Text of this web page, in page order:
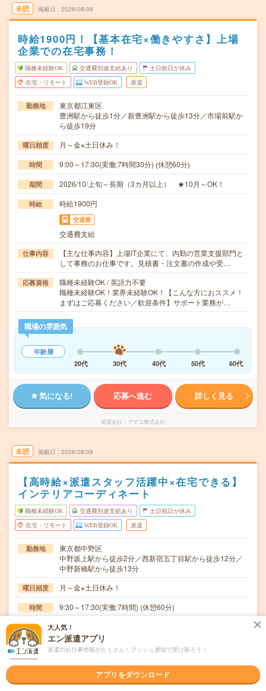
未読 掲載日 2026/08/08
時給1900円！【基本在宅×働きやすさ】上場
企業での在宅事務！
職種未経験OK 交通費別途支給あり 土日祝日が休み
在宅・リモート WEB登録OK 派遣
勤務地
東京都江東区
豊洲駅から徒歩1分／新豊洲駅から徒歩13分／市場前駅か
ら徒歩19分
曜日頻度 月～金※土日休み！
時間 9:00～17:30(実働:7時間30分) (休憩60分)
期間 2026/10/上旬～長期（3カ月以上） ★10月～OK！
時給 時給1900円
交通費
交通費支給
仕事内容
【主な仕事内容】上場IT企業にて、内勤の営業支援部門と
して事務のお仕事です。見積書・注文書の作成や受…
応募資格
職種未経験OK / 英語力不要
職種未経験OK！業界未経験OK！【こんな方におススメ！
まずはご応募ください／歓迎条件】サポート業務が…
職場の雰囲気
年齢層
20代
30代 40代 50代 60代
気になる! 応募へ進む 詳しく見る
派遣会社 アデコ株式会社
未読 掲載日 2026/08/08
【高時給×派遣スタッフ活躍中×在宅できる】
インテリアコーディネート
職種未経験OK 交通費別途支給あり 土日祝日が休み
在宅・リモート WEB登録OK 派遣
勤務地
東京都中野区
中野坂上駅から徒歩2分／西新宿五丁目駅から徒歩12分／
中野新橋駅から徒歩13分
曜日頻度 月～金※土日休み！
時間 9:30～17:30(実働:7時間) (休憩60分)
期間 2026/9/上旬～長期（3カ月以上） ★9月～OK！
時給 時給2000円
大人気！
エン派遣アプリ
派遣のお仕事情報がたくさん！プッシュ通知で受け取ろう！
アプリをダウンロード